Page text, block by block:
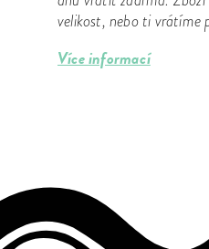
velikost, nebo ti vrátíme
Více informací